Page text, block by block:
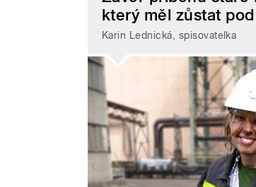
který měl zůstat
Karin Lednická, spisovatelka